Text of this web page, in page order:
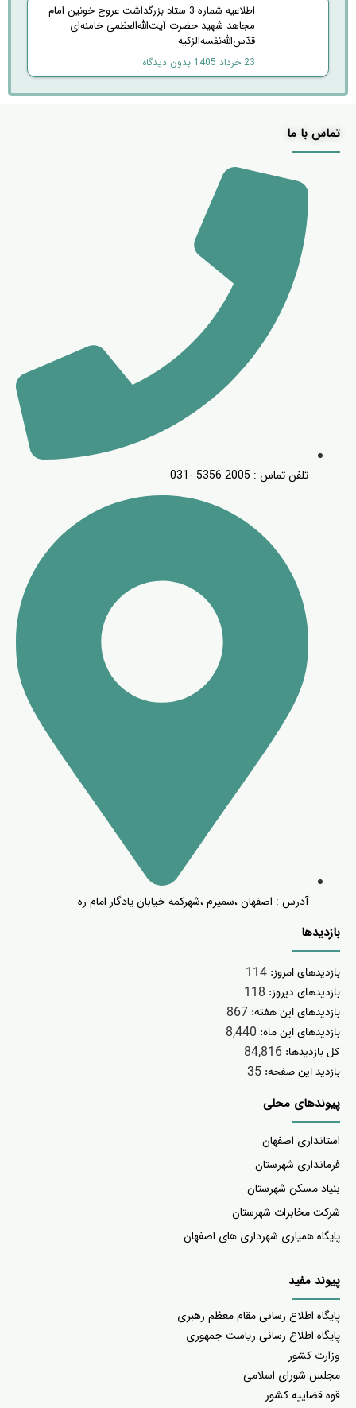
اطلاعیه شماره 3 ستاد بزرگداشت عروج خونین امام
مجاهد شهید حضرت آیت‌الله‌العظمی خامنه‌ای‌
قدّس‌الله‌نفسه‌الزکیه
23 خرداد 1405 بدون دیدگاه
پیوند مفید
پایگاه اطلاع رسانی مقام معظم رهبری
پایگاه اطلاع رسانی ریاست جمهوری
وزارت کشور
مجلس شورای اسلامی
قوه قضاییه کشور
پیوندهای محلی
استانداری اصفهان
فرمانداری شهرستان
بنیاد مسکن شهرستان
شرکت مخابرات شهرستان
پایگاه همیاری شهرداری های اصفهان
بازدیدها
بازدیدهای امروز: 114
بازدیدهای دیروز: 118
بازدیدهای این هفته: 867
بازدیدهای این ماه: 8,440
کل بازدیدها: 84,816
بازدید این صفحه: 35
تماس با ما
تلفن تماس : 2005 5356 -031
آدرس : اصفهان ،سمیرم ،شهرکمه خیابان یادگار امام ره